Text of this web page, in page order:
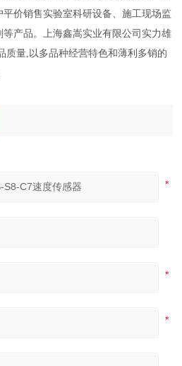
价销售实验室科研设备、施工现场监
产品。上海鑫嵩实业有限公司实力雄
质量,以多品种经营特色和薄利多销的